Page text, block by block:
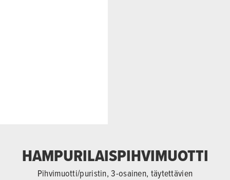
HAMPURILAISPIHVIMUOTTI
Pihvimuotti/puristin, 3-osainen, täytettävien